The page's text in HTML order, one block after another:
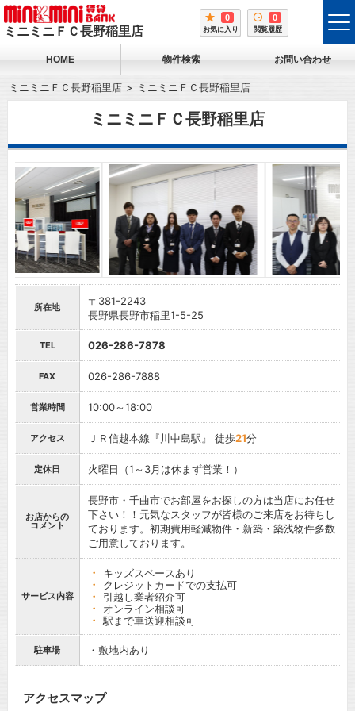
ミニミニＦＣ長野稲里店
0
お気に入り
0
閲覧履歴
HOME 物件検索 お問い合わせ
ミニミニＦＣ長野稲里店 ミニミニＦＣ長野稲里店
ミニミニＦＣ長野稲里店
所在地
〒381-2243
長野県長野市稲里1-5-25
TEL 026-286-7878
FAX 026-286-7888
営業時間 10:00～18:00
アクセス ＪＲ信越本線『川中島駅』 徒歩21分
定休日 火曜日（1～3月は休まず営業！）
お店からの
コメント
長野市・千曲市でお部屋をお探しの方は当店にお任せ
下さい！！元気なスタッフが皆様のご来店をお待ちし
ております。初期費用軽減物件・新築・築浅物件多数
ご用意しております。
サービス内容
キッズスペースあり
クレジットカードでの支払可
引越し業者紹介可
オンライン相談可
駅まで車送迎相談可
駐車場 ・敷地内あり
アクセスマップ